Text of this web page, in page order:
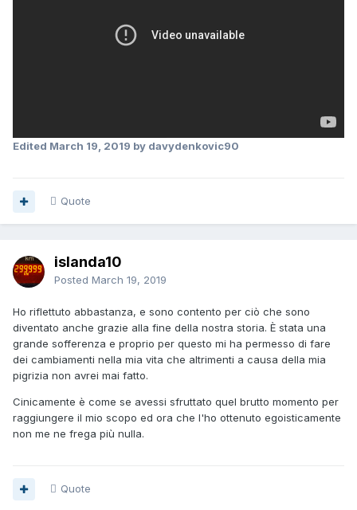
Edited March 19, 2019 by davydenkovic90
Quote
islanda10
Posted March 19, 2019
Ho riflettuto abbastanza, e sono contento per ciò che sono
diventato anche grazie alla fine della nostra storia. È stata una
grande sofferenza e proprio per questo mi ha permesso di fare
dei cambiamenti nella mia vita che altrimenti a causa della mia
pigrizia non avrei mai fatto.
Cinicamente è come se avessi sfruttato quel brutto momento per
raggiungere il mio scopo ed ora che l'ho ottenuto egoisticamente
non me ne frega più nulla.
Quote